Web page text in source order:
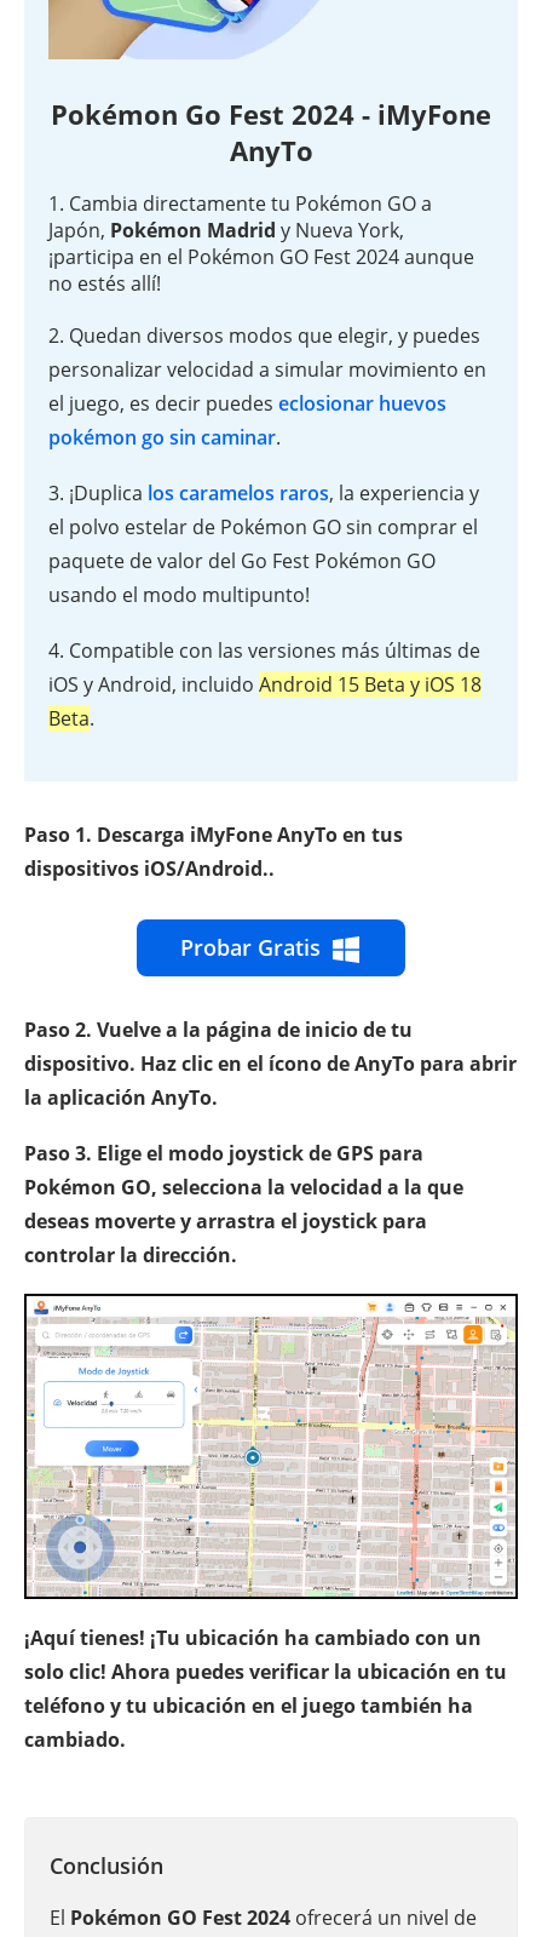
Pokémon Go Fest 2024 - iMyFone
AnyTo
1. Cambia directamente tu Pokémon GO a
Japón, Pokémon Madrid y Nueva York,
¡participa en el Pokémon GO Fest 2024 aunque
no estés allí!
2. Quedan diversos modos que elegir, y puedes
personalizar velocidad a simular movimiento en
el juego, es decir puedes eclosionar huevos
pokémon go sin caminar.
3. ¡Duplica los caramelos raros, la experiencia y
el polvo estelar de Pokémon GO sin comprar el
paquete de valor del Go Fest Pokémon GO
usando el modo multipunto!
4. Compatible con las versiones más últimas de
iOS y Android, incluido Android 15 Beta y iOS 18
Beta.
Paso 1. Descarga iMyFone AnyTo en tus
dispositivos iOS/Android..
Probar Gratis
Paso 2. Vuelve a la página de inicio de tu
dispositivo. Haz clic en el ícono de AnyTo para abrir
la aplicación AnyTo.
Paso 3. Elige el modo joystick de GPS para
Pokémon GO, selecciona la velocidad a la que
deseas moverte y arrastra el joystick para
controlar la dirección.
¡Aquí tienes! ¡Tu ubicación ha cambiado con un
solo clic! Ahora puedes verificar la ubicación en tu
teléfono y tu ubicación en el juego también ha
cambiado.
Conclusión
El Pokémon GO Fest 2024 ofrecerá un nivel de